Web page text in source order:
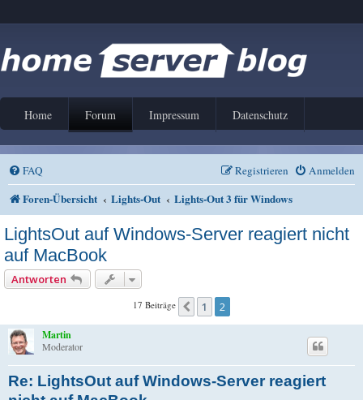
Home Forum Impressum Datenschutz
FAQ Anmelden
Registrieren
Foren-Übersicht Lights-Out Lights-Out 3 für Windows
LightsOut auf Windows-Server reagiert nicht
auf MacBook
Antworten
17 Beiträge Vorherige
1 2
Martin
Moderator
Re: LightsOut auf Windows-Server reagiert